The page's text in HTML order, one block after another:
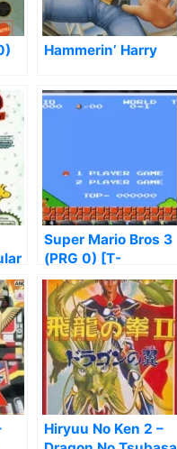
Hammerin’ Harry
Super Mario Bros 3
(PRG 0) [T-
Swed1.2][a1]
Hiryuu No Ken 2 –